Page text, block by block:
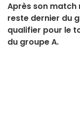
Après son match
reste dernier du
qualifier pour le
du groupe A.